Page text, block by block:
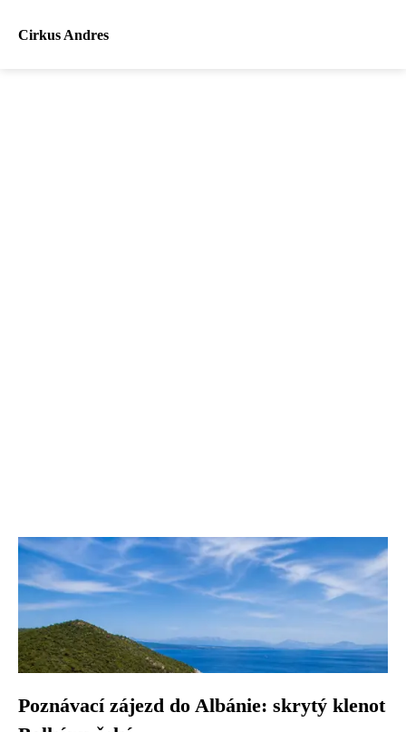
Cirkus Andres
Poznávací zájezd do Albánie: skrytý klenot